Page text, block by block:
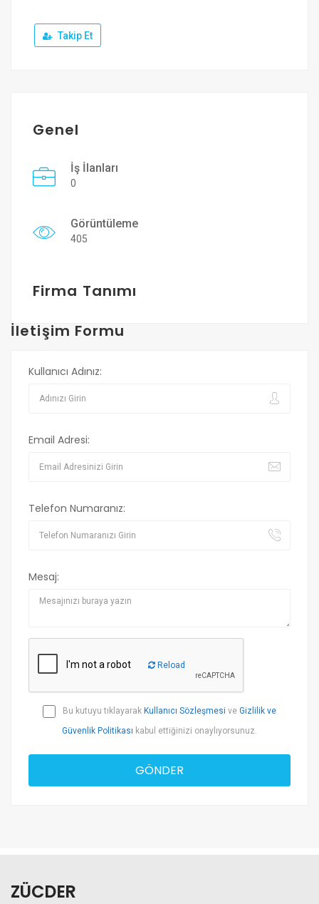
Takip Et
Genel
İş İlanları
0
Görüntüleme
405
Firma Tanımı
İletişim Formu
Kullanıcı Adınız:
Email Adresi:
Telefon Numaranız:
Mesaj:
Reload
Bu kutuyu tıklayarak Kullanıcı Sözleşmesi ve Gizlilik ve
Güvenlik Politikası kabul ettiğinizi onaylıyorsunuz.
ZÜCDER